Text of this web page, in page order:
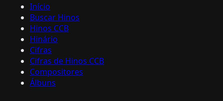
Início
Buscar Hinos
Hinos CCB
Hinário
Cifras
Cifras de Hinos CCB
Compositores
Álbuns